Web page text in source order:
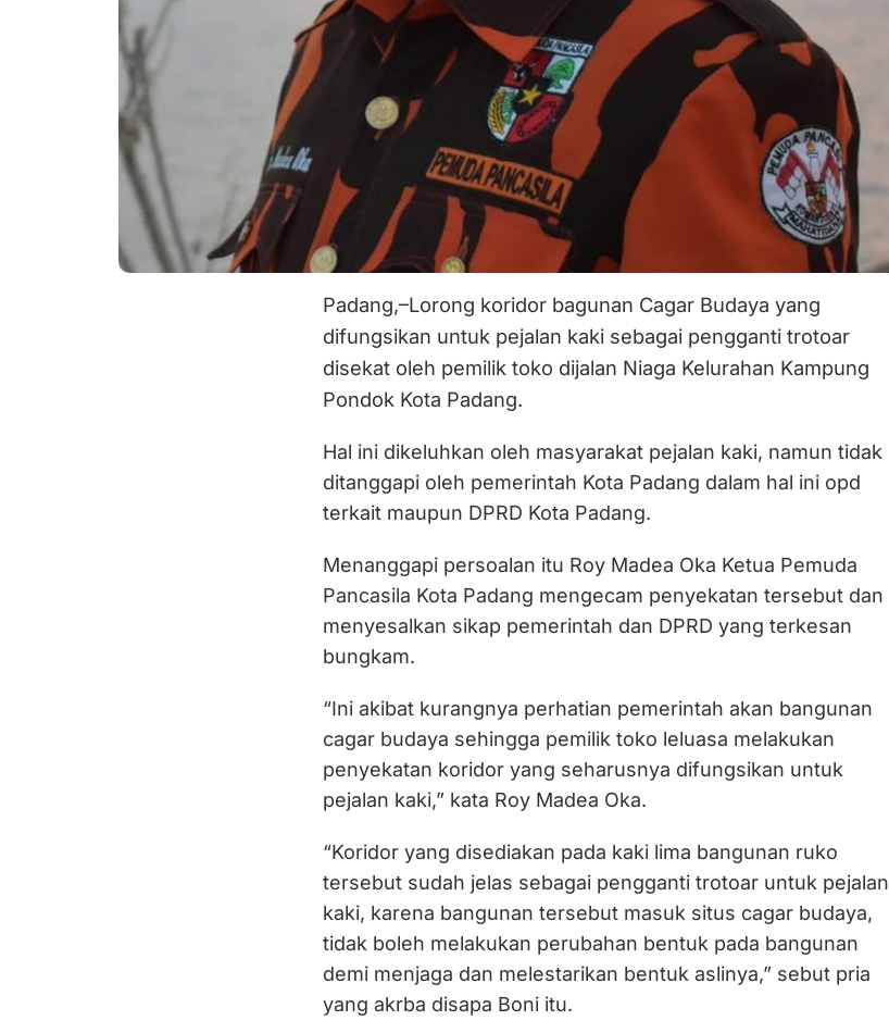
Padang,–Lorong koridor bagunan Cagar Budaya yang
difungsikan untuk pejalan kaki sebagai pengganti trotoar
disekat oleh pemilik toko dijalan Niaga Kelurahan Kampung
Pondok Kota Padang.
Hal ini dikeluhkan oleh masyarakat pejalan kaki, namun tidak
ditanggapi oleh pemerintah Kota Padang dalam hal ini opd
terkait maupun DPRD Kota Padang.
Menanggapi persoalan itu Roy Madea Oka Ketua Pemuda
Pancasila Kota Padang mengecam penyekatan tersebut dan
menyesalkan sikap pemerintah dan DPRD yang terkesan
bungkam.
“Ini akibat kurangnya perhatian pemerintah akan bangunan
cagar budaya sehingga pemilik toko leluasa melakukan
penyekatan koridor yang seharusnya difungsikan untuk
pejalan kaki,” kata Roy Madea Oka.
“Koridor yang disediakan pada kaki lima bangunan ruko
tersebut sudah jelas sebagai pengganti trotoar untuk pejalan
kaki, karena bangunan tersebut masuk situs cagar budaya,
tidak boleh melakukan perubahan bentuk pada bangunan
demi menjaga dan melestarikan bentuk aslinya,” sebut pria
yang akrba disapa Boni itu.